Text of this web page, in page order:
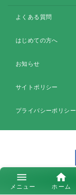
よくある質問
はじめての方へ
お知らせ
サイトポリシー
プライバシーポリシー
メニュー ホーム